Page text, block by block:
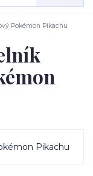
Pokémon Pikachu